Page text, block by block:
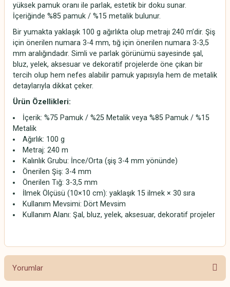
yüksek pamuk oranı ile parlak, estetik bir doku sunar.
İçeriğinde %85 pamuk / %15 metalik bulunur.
Bir yumakta yaklaşık 100 g ağırlıkta olup metrajı 240 m’dir. Şiş
için önerilen numara 3-4 mm, tığ için önerilen numara 3-3,5
mm aralığındadır. Simli ve parlak görünümü sayesinde şal,
bluz, yelek, aksesuar ve dekoratif projelerde öne çıkan bir
tercih olup hem nefes alabilir pamuk yapısıyla hem de metalik
detaylarıyla dikkat çeker.
Ürün Özellikleri:
İçerik: %75 Pamuk / %25 Metalik veya %85 Pamuk / %15
Metalik
Ağırlık: 100 g
Metraj: 240 m
Kalınlık Grubu: İnce/Orta (şiş 3-4 mm yönünde)
Önerilen Şiş: 3-4 mm
Önerilen Tığ: 3-3,5 mm
İlmek Ölçüsü (10×10 cm): yaklaşık 15 ilmek × 30 sıra
Kullanım Mevsimi: Dört Mevsim
Kullanım Alanı: Şal, bluz, yelek, aksesuar, dekoratif projeler
Yorumlar